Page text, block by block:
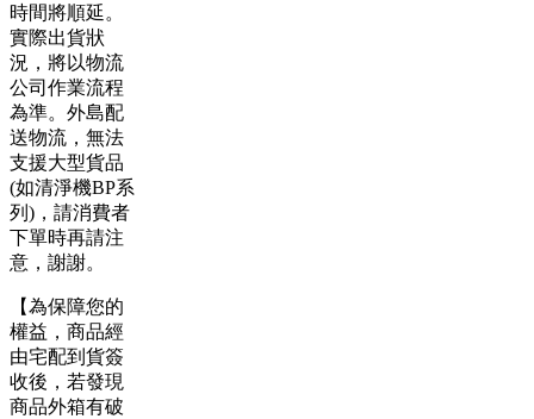
時間將順延。
實際出貨狀
況，將以物流
公司作業流程
為準。外島配
送物流，無法
支援大型貨品
(如清淨機BP系
列)，請消費者
下單時再請注
意，謝謝。
【為保障您的
權益，商品經
由宅配到貨簽
收後，若發現
商品外箱有破